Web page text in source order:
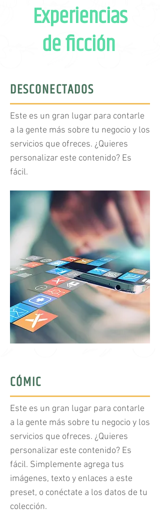
Experiencias
de ficción
DESCONECTADOS
Este es un gran lugar para contarle
a la gente más sobre tu negocio y los
servicios que ofreces. ¿Quieres
personalizar este contenido? Es
fácil.
CÓMIC
Este es un gran lugar para contarle
a la gente más sobre tu negocio y los
servicios que ofreces. ¿Quieres
personalizar este contenido? Es
fácil. Simplemente agrega tus
imágenes, texto y enlaces a este
preset, o conéctate a los datos de tu
colección.